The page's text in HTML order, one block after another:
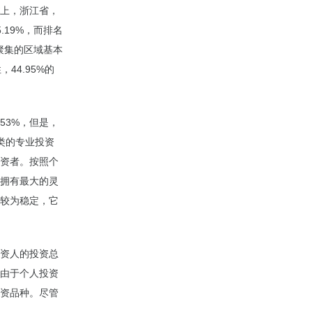
，浙江省，
，而排名
集的区域基本
44.95%的
，但是，
的专业投资
者。按照个
有最大的灵
为稳定，它
人的投资总
于个人投资
品种。尽管